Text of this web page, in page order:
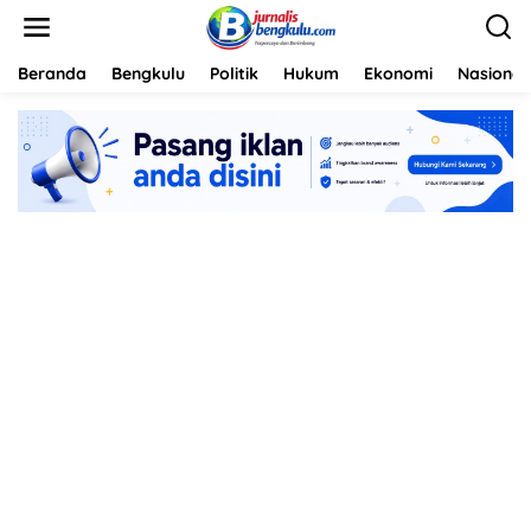
Beranda Bengkulu Politik Hukum Ekonomi Nasional